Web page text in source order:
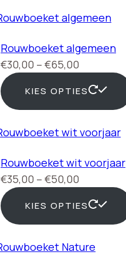
Rouwboeket algemeen
€30,00 – €65,00
tot
€65,00
KIES OPTIES
Rouwboeket wit voorjaar
€35,00 – €50,00
tot
€50,00
KIES OPTIES